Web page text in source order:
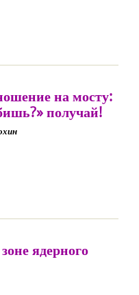
на мосту:
получай!
ядерного